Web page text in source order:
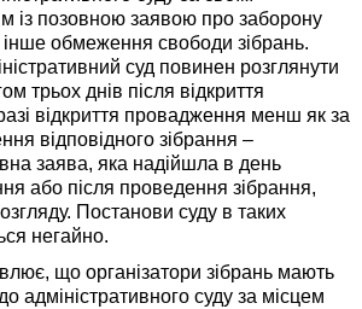
із позовною заявою про заборону
інше обмеження свободи зібрань.
суд повинен розглянути
трьох днів після відкриття
відкриття провадження менш як за
відповідного зібрання –
заява, яка надійшла в день
або після проведення зібрання,
Постанови суду в таких
негайно.
що організатори зібрань мають
адміністративного суду за місцем